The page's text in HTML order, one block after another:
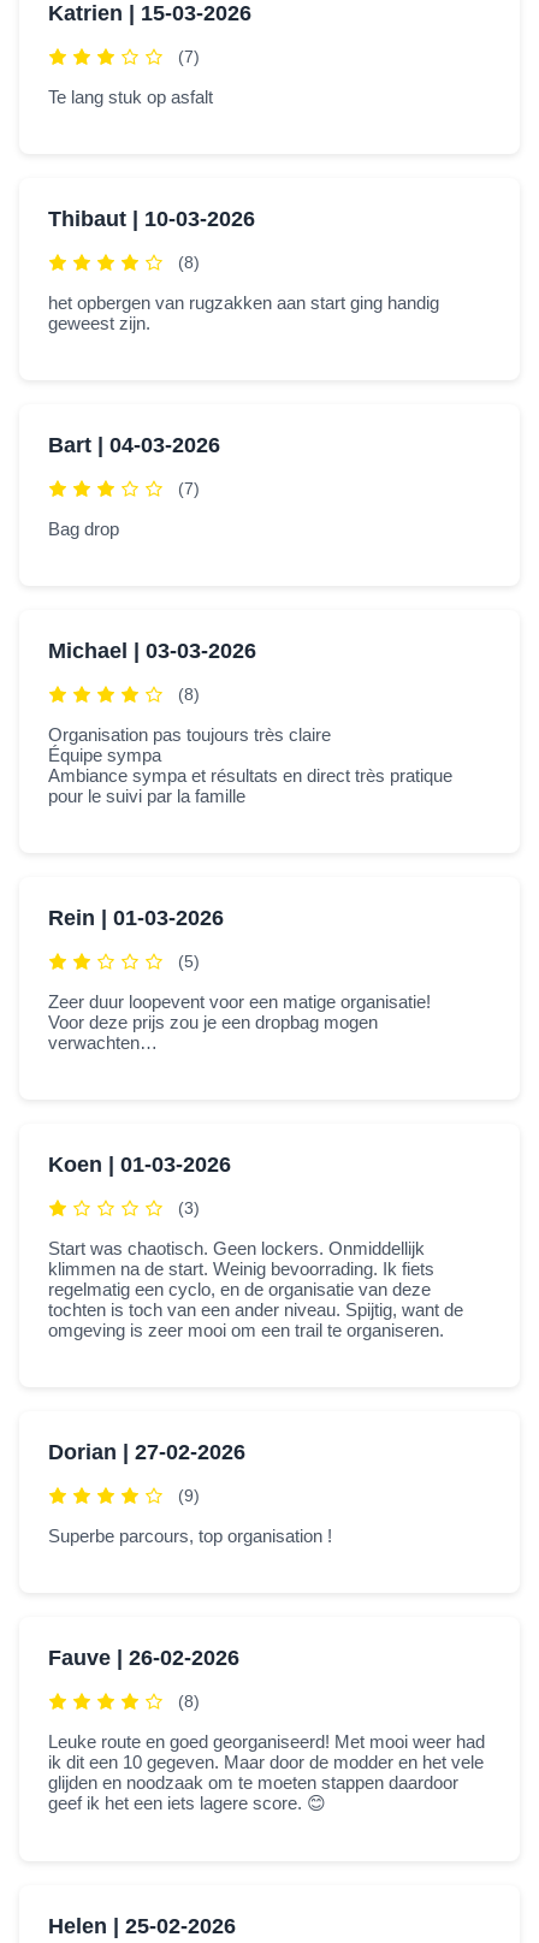
Katrien | 15-03-2026
(7)
Te lang stuk op asfalt
Thibaut | 10-03-2026
(8)
het opbergen van rugzakken aan start ging handig
geweest zijn.
Bart | 04-03-2026
(7)
Bag drop
Michael | 03-03-2026
(8)
Organisation pas toujours très claire
Équipe sympa
Ambiance sympa et résultats en direct très pratique
pour le suivi par la famille
Rein | 01-03-2026
(5)
Zeer duur loopevent voor een matige organisatie!
Voor deze prijs zou je een dropbag mogen
verwachten…
Koen | 01-03-2026
(3)
Start was chaotisch. Geen lockers. Onmiddellijk
klimmen na de start. Weinig bevoorrading. Ik fiets
regelmatig een cyclo, en de organisatie van deze
tochten is toch van een ander niveau. Spijtig, want de
omgeving is zeer mooi om een trail te organiseren.
Dorian | 27-02-2026
(9)
Superbe parcours, top organisation !
Fauve | 26-02-2026
(8)
Leuke route en goed georganiseerd! Met mooi weer had
ik dit een 10 gegeven. Maar door de modder en het vele
glijden en noodzaak om te moeten stappen daardoor
geef ik het een iets lagere score. 😊
Helen | 25-02-2026